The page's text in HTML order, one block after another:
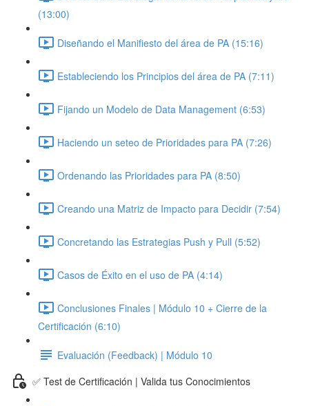
(13:00)
Diseñando el Manifiesto del área de PA (15:16)
Estableciendo los Principios del área de PA (7:11)
Fijando un Modelo de Data Management (6:53)
Haciendo un seteo de Prioridades para PA (7:26)
Ordenando las Prioridades para PA (8:50)
Creando una Matriz de Impacto para Decidir (7:54)
Concretando las Estrategias Push y Pull (5:52)
Casos de Éxito en el uso de PA (4:14)
Conclusiones Finales | Módulo 10 + Cierre de la
Certificación (6:10)
Evaluación (Feedback) | Módulo 10
✅ Test de Certificación | Valida tus Conocimientos